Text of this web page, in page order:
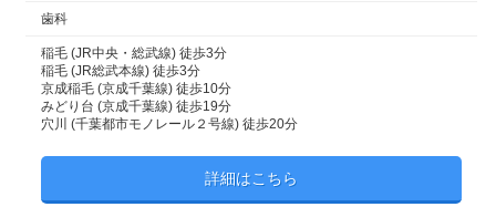
歯科
稲毛 (JR中央・総武線) 徒歩3分
稲毛 (JR総武本線) 徒歩3分
京成稲毛 (京成千葉線) 徒歩10分
みどり台 (京成千葉線) 徒歩19分
穴川 (千葉都市モノレール２号線) 徒歩20分
詳細はこちら